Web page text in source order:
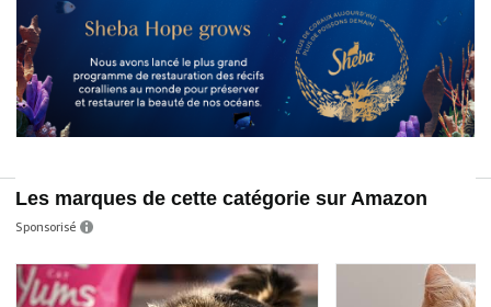
Les marques de cette catégorie sur Amazon
Sponsorisé